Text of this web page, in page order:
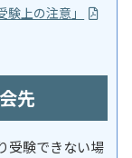
上の注意」
先
受験できない場